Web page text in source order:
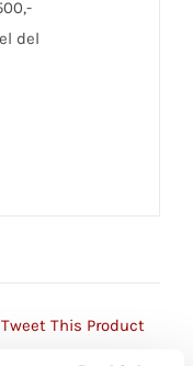
del
Tweet This Product